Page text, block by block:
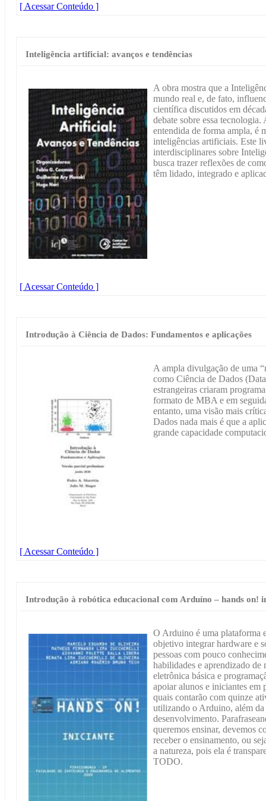
[ Acessar Conteúdo ]
Inteligência artificial: avanços e tendências
A obra mostra que a
mundo real e, de fato,
científica discutidos em
debate sobre essa
entendida de forma ampla, é
inteligências artificiais. Este
interdisciplinares sobre
busca trazer reflexões de
têm lidado, integrado e
[ Acessar Conteúdo ]
Introdução à Ciência de Dados: Fundamentos e aplicações
A ampla divulgação de uma
como Ciência de Dados
estrangeiras criaram
formato de MBA e em
entanto, uma visão mais
Dados nada mais é que a
grande capacidade
[ Acessar Conteúdo ]
Introdução à robótica educacional com Arduíno – hands on!
O Arduino é uma plataforma
objetivo integrar hardware e
pessoas com pouco
habilidades e aprendizado de
eletrônica básica e
apoiar alunos e iniciantes em
quais contarão com quinze
utilizando o Arduino, além
desenvolvimento.
queremos ensinar, devemos
receber o ensinamento, ou
a natureza, pois ela é
TODO.